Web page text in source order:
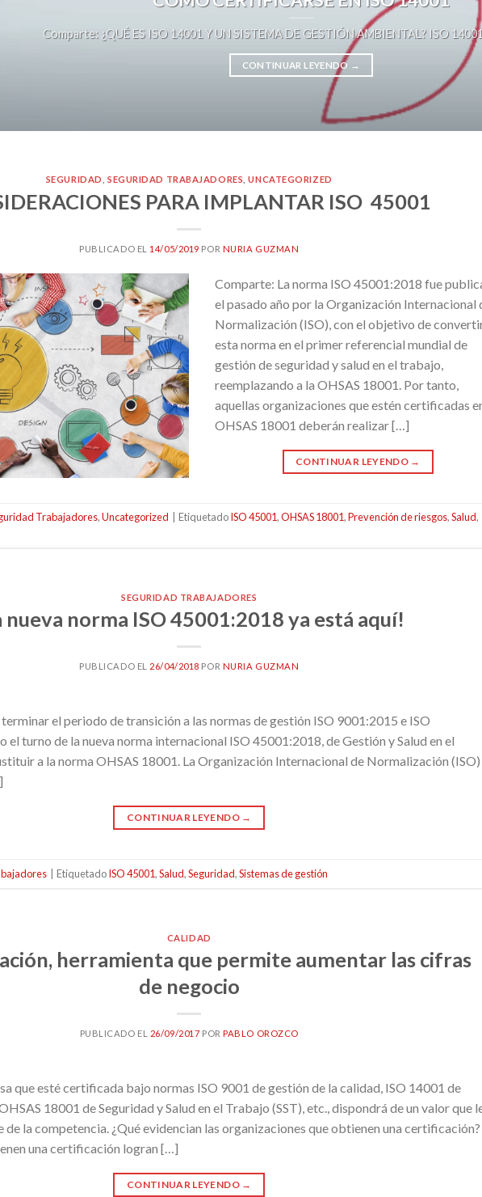
Comparte: ¿QUÉ ES ISO 14001 Y UN SISTEMA DE GESTIÓN AMBIENTAL? ISO
CONTINUAR LEYENDO →
SEGURIDAD SEGURIDAD TRABAJADORES ,UNCATEGORIZED
PARA IMPLANTAR ISO 45001
PUBLICADO EL 14/05/2019 POR NURIA GUZMAN
Comparte: La norma ISO 45001:2018 fue
el pasado año por la Organización Internacional
Normalización (ISO), con el objetivo de
esta norma en el primer referencial mundial de
gestión de seguridad y salud en el trabajo,
reemplazando a la OHSAS 18001. Por tanto,
aquellas organizaciones que estén certificadas
OHSAS 18001 deberán realizar […]
CONTINUAR LEYENDO →
Trabajadores,Uncategorized EtiquetadoISO 45001,OHSAS 18001,Prevención de riesgos,Salud,
SEGURIDAD TRABAJADORES
nueva norma ISO 45001:2018 ya está aquí!
PUBLICADO EL 26/04/2018 POR NURIA GUZMAN
el periodo de transición a las normas de gestión ISO 9001:2015 e ISO
el turno de la nueva norma internacional ISO 45001:2018, de Gestión y Salud en el
a la norma OHSAS 18001. La Organización Internacional de Normalización (ISO)
CONTINUAR LEYENDO →
EtiquetadoISO 45001,Salud,Seguridad,Sistemas de gestión
CALIDAD
herramienta que permite aumentar las cifras
de negocio
PUBLICADO EL 26/09/2017 PORPABLO OROZCO
que esté certificada bajo normas ISO 9001 de gestión de la calidad, ISO 14001 de
18001 de Seguridad y Salud en el Trabajo (SST), etc., dispondrá de un valor que
la competencia. ¿Qué evidencian las organizaciones que obtienen una certificación?
una certificación logran […]
CONTINUAR LEYENDO →